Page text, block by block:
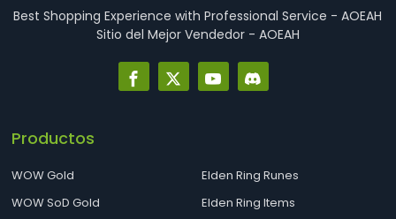
Best Shopping Experience with Professional Service - AOEAH
Sitio del Mejor Vendedor - AOEAH
Productos
WOW Gold
WOW SoD Gold
Elden Ring Runes
Elden Ring Items